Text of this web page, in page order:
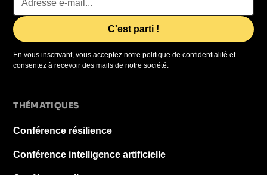
En vous inscrivant, vous acceptez notre politique de confidentialité et
consentez à recevoir des mails de notre société.
THÉMATIQUES
Conférence résilience
Conférence intelligence artificielle